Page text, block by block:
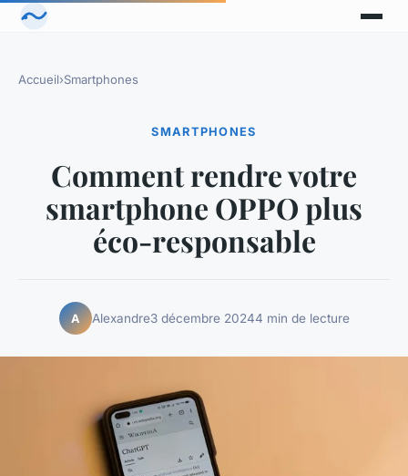
Accueil›Smartphones
SMARTPHONES
Comment rendre votre
smartphone OPPO plus
éco-responsable
A Alexandre3 décembre 20244 min de lecture